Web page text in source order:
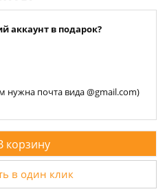
аккаунт в подарок?
нужна почта вида @gmail.com)
корзину
в один клик